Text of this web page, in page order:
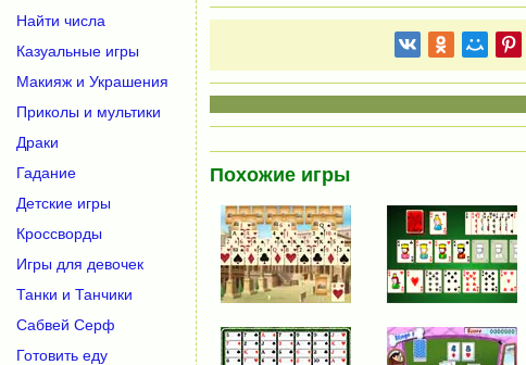
Похожие игры
Найти числа
Казуальные игры
Макияж и Украшения
Приколы и мультики
Драки
Гадание
Детские игры
Кроссворды
Игры для девочек
Танки и Танчики
Сабвей Серф
Готовить еду